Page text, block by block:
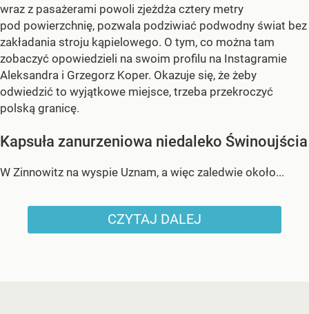
wraz z pasażerami powoli zjeżdża cztery metry
pod powierzchnię, pozwala podziwiać podwodny świat bez
zakładania stroju kąpielowego. O tym, co można tam
zobaczyć opowiedzieli na swoim profilu na Instagramie
Aleksandra i Grzegorz Koper. Okazuje się, że żeby
odwiedzić to wyjątkowe miejsce, trzeba przekroczyć
polską granicę.
Kapsuła zanurzeniowa niedaleko Świnoujścia
W Zinnowitz na wyspie Uznam, a więc zaledwie około...
CZYTAJ DALEJ